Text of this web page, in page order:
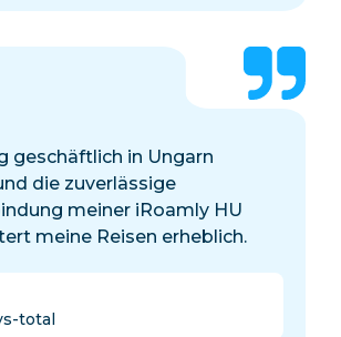
geschäftlich in Ungarn
die zuverlässige
meiner iRoamly HU
meine Reisen erheblich.
total